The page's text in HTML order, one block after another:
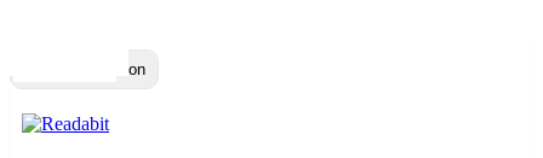
Toggle navigation